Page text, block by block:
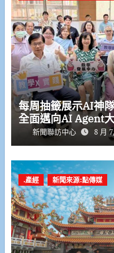
每周抽籤展示AI神
全面邁向AI Agent
新聞聯訪中心 8 月
.產經 新聞來源:點傳媒